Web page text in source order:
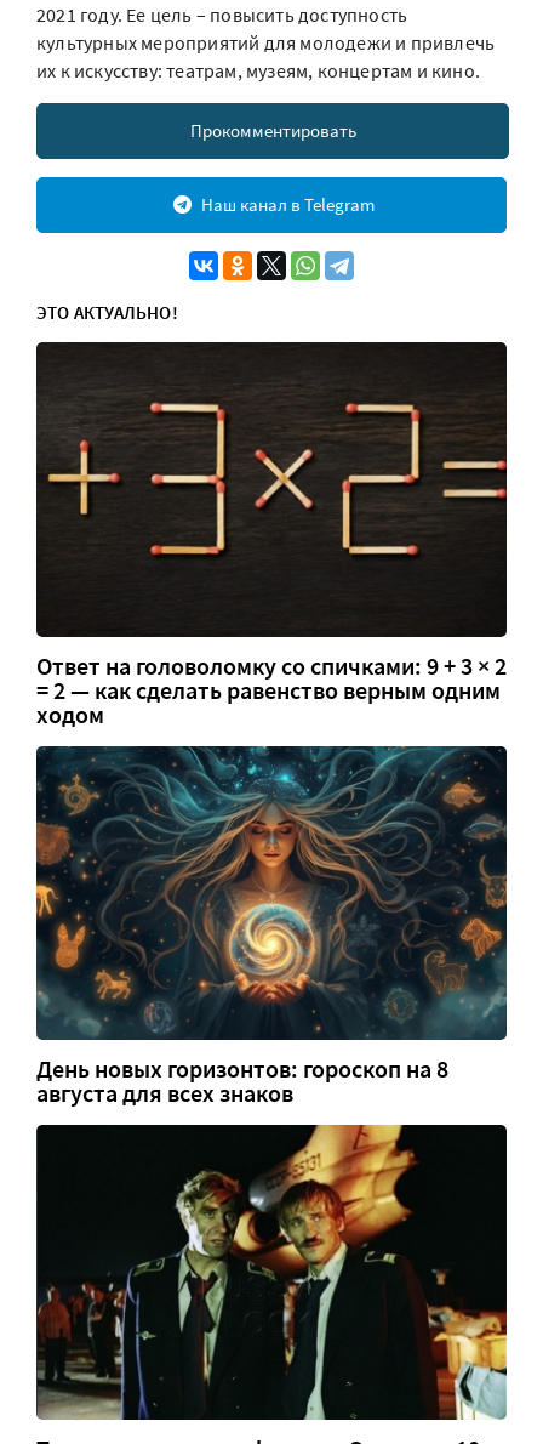
2021 году. Ее цель – повысить доступность
культурных мероприятий для молодежи и привлечь
их к искусству: театрам, музеям, концертам и кино.
Прокомментировать
Наш канал в Telegram
ЭТО АКТУАЛЬНО!
Ответ на головоломку со спичками: 9 + 3 × 2
= 2 — как сделать равенство верным одним
ходом
День новых горизонтов: гороскоп на 8
августа для всех знаков